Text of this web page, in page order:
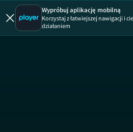
Wypróbuj aplikację mobilną
Korzystaj z łatwiejszej nawigacji i
działaniem